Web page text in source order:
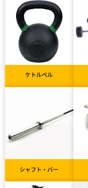
ケトルベル
シャフト・バー